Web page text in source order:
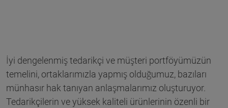
İyi dengelenmiş tedarikçi ve müşteri portföyümüzün
temelini, ortaklarımızla yapmış olduğumuz, bazıları
münhasır hak tanıyan anlaşmalarımız oluşturuyor.
Tedarikçilerin ve yüksek kaliteli ürünlerinin özenli bir